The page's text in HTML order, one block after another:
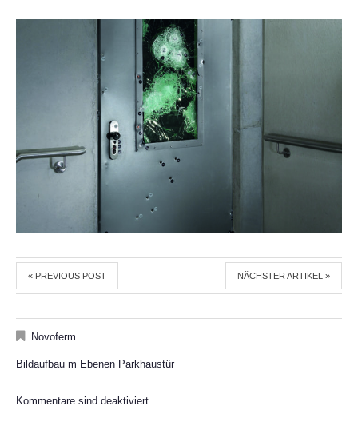
« PREVIOUS POST NÄCHSTER ARTIKEL »
Novoferm
Bildaufbau m Ebenen Parkhaustür
Kommentare sind deaktiviert